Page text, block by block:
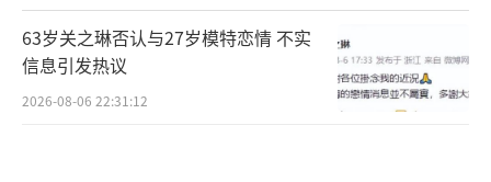
谣色彩。柔缓抒情的旋律伴随着低声吟唱，给
人一种温暖的松弛感。画面中，影片主角仲肯
背负着行囊穿梭于藏区的公路和田野间，为了
63岁关之琳否认与27岁模特恋情 不实
信息引发热议
2026-08-06 22:31:12